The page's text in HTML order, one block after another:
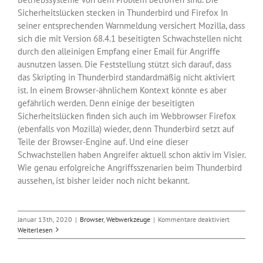
Sicherheitslücken stecken in Thunderbird und Firefox In
seiner entsprechenden Warnmeldung versichert Mozilla, dass
sich die mit Version 68.4.1 beseitigten Schwachstellen nicht
durch den alleinigen Empfang einer Email für Angriffe
ausnutzen lassen. Die Feststellung stützt sich darauf, dass
das Skripting in Thunderbird standardmäßig nicht aktiviert
ist. In einem Browser-ähnlichem Kontext könnte es aber
gefährlich werden. Denn einige der beseitigten
Sicherheitslücken finden sich auch im Webbrowser Firefox
(ebenfalls von Mozilla) wieder, denn Thunderbird setzt auf
Teile der Browser-Engine auf. Und eine dieser
Schwachstellen haben Angreifer aktuell schon aktiv im Visier.
Wie genau erfolgreiche Angriffsszenarien beim Thunderbird
aussehen, ist bisher leider noch nicht bekannt.
Januar 13th, 2020 | Browser, Webwerkzeuge | Kommentare deaktiviertfür
schließt
Weiterlesen